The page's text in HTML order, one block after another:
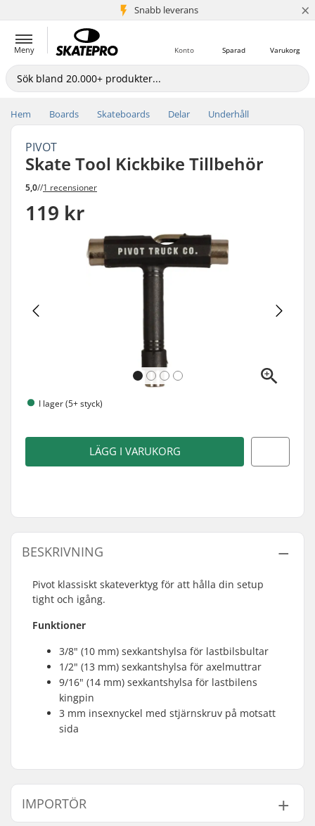
Snabb leverans
5+ milj. kunder ×
Meny Varukorg
Sparad
Konto
Hem Boards Skateboards Delar Underhåll
PIVOT
Skate Tool Kickbike Tillbehör
5,0//1 recensioner
119 kr
I lager (5+ styck)
LÄGG I VARUKORG
BESKRIVNING
Pivot klassiskt skateverktyg för att hålla din setup
tight och igång.
Funktioner
3/8" (10 mm) sexkantshylsa för lastbilsbultar
1/2" (13 mm) sexkantshylsa för axelmuttrar
9/16" (14 mm) sexkantshylsa för lastbilens
kingpin
3 mm insexnyckel med stjärnskruv på motsatt
sida
IMPORTÖR